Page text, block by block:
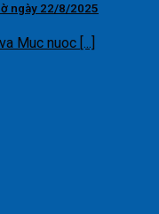
ngày 22/8/2025
Muc nuoc [...]